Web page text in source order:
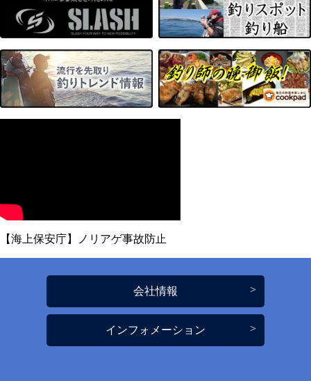
【海上保安庁】ノリアゲ事故防止
会社情報
インフォメーション